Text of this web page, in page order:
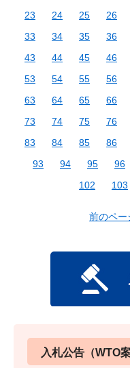
23
24 25 26
33
34 35 36
43
44 45 46
53
54 55 56
63
64 65 66
73
74 75 76
83
84 85 86
93
94 95 96
102
103
前のペー
入札公告（WTO案